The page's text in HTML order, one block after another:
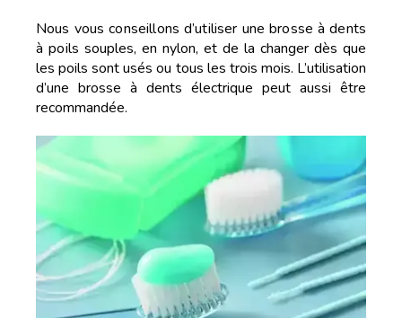
Nous vous conseillons d’utiliser une brosse à dents
à poilssouples, en nylon, et de la changer dès que
les poils sont usés ou tous les trois mois. L’utilisation
d’une brosse à dents électrique peut aussi être
recommandée.